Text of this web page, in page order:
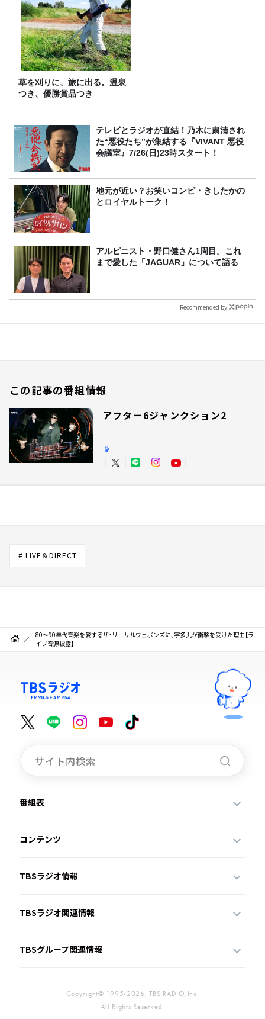
草を刈りに、旅に出る。温泉
つき、優勝賞品つき
テレビとラジオが直結！乃木に粛清され
た“悪役たち”が集結する『VIVANT 悪役
会議室』7/26(日)23時スタート！
地元が近い？お笑いコンビ・きしたかの
とロイヤルトーク！
アルピニスト・野口健さん1周目。これ
まで愛した「JAGUAR」について語る
Recommended by
この記事の番組情報
アフター6ジャンクション2
# LIVE＆DIRECT
80～90年代音楽を愛するザ・リーサルウェポンズに、宇多丸が衝撃を受けた理由【ラ
イブ音源披露】
番組表
コンテンツ
TBSラジオ情報
TBSラジオ関連情報
TBSグループ関連情報
Copyright© 1995-2026, TBS RADIO,Inc.
All Rights Reserved.